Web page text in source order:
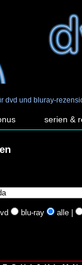
dvd und bluray-
serien &
blu-ray alle |